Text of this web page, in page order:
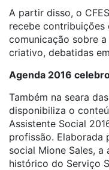
A partir disso, o
recebe contribuições
comunicação sobre
criativo, debatidas
Agenda 2016
Também na seara
disponibiliza o
Assistente Social
profissão. Elaborada
social Mione Sales, a
histórico do Serviço